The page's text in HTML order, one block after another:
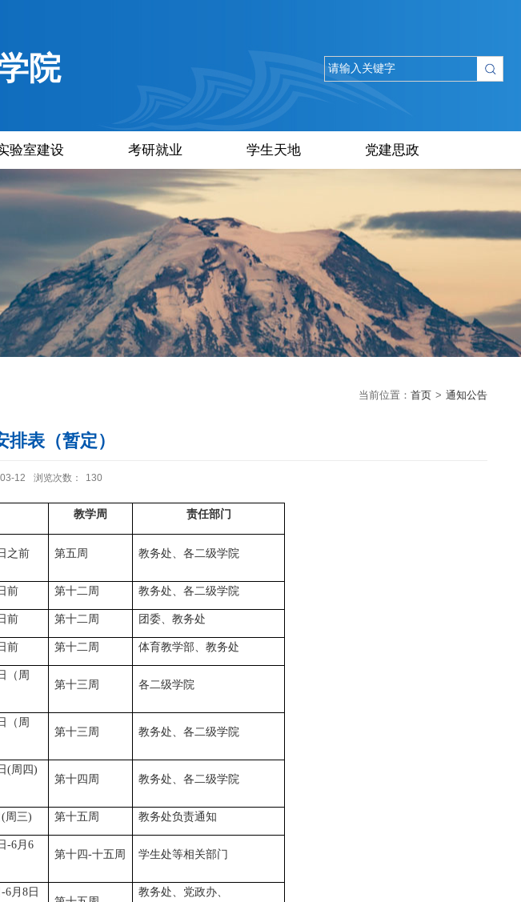
院
验室建设 考研就业 学生天地 党建思政
当前位置： 首页 > 通知公告
表（暂定）
12 浏览次数： 130
教学周 责任部门
之前 第五周 教务处、各二级学院
前 第十二周 教务处、各二级学院
前 第十二周 团委、教务处
前 第十二周 体育教学部、教务处
（周
第十三周 各二级学院
（周
第十三周 教务处、各二级学院
(周四)
第十四周 教务处、各二级学院
(周三) 第十五周 教务处负责通知
-6月6
第十四-十五周 学生处等相关部门
6月8日
教务处、党政办、